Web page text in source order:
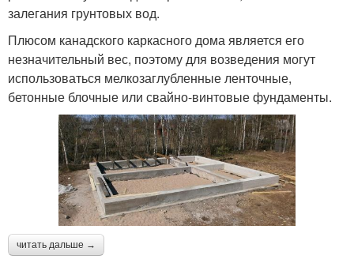
залегания грунтовых вод.
Плюсом канадского каркасного дома является его
незначительный вес, поэтому для возведения могут
использоваться мелкозаглубленные ленточные,
бетонные блочные или свайно-винтовые фундаменты.
читать дальше →